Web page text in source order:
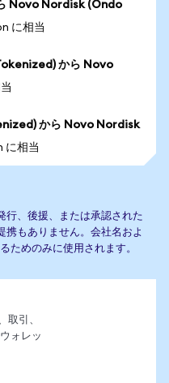
Novo Nordisk (Ondo
に相当
から Novo
から Novo Nordisk
に相当
、後援、または承認された
もありません。会社名およ
ためのみに使用されます。
取引、
ォレッ